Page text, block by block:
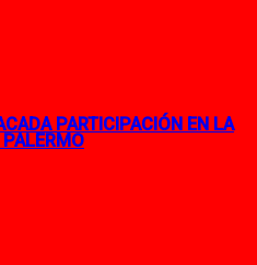
PARTICIPACIÓN EN LA